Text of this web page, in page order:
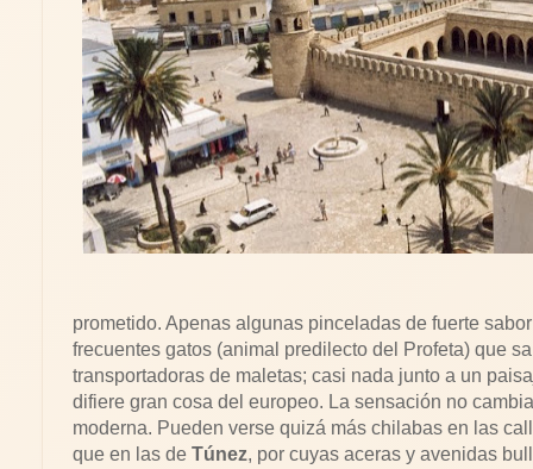
prometido. Apenas algunas pinceladas de fuerte
frecuentes gatos (animal predilecto del Profeta) que
transportadoras de maletas; casi nada junto a un
difiere gran cosa del europeo. La sensación no
moderna. Pueden verse quizá más chilabas en las
que en las de Túnez, por cuyas aceras y avenidas